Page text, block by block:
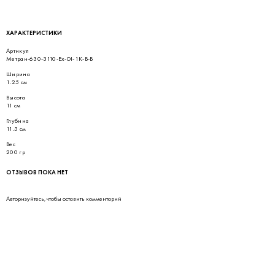
ХАРАКТЕРИСТИКИ
Артикул
Метран-630-3110-Ex-DI-1K-Б-Б
Ширина
1.25 см
Высота
11 см
Глубина
11.5 см
Вес
200 гр
ОТЗЫВОВ ПОКА НЕТ
Авторизуйтесь, чтобы оставить комментарий